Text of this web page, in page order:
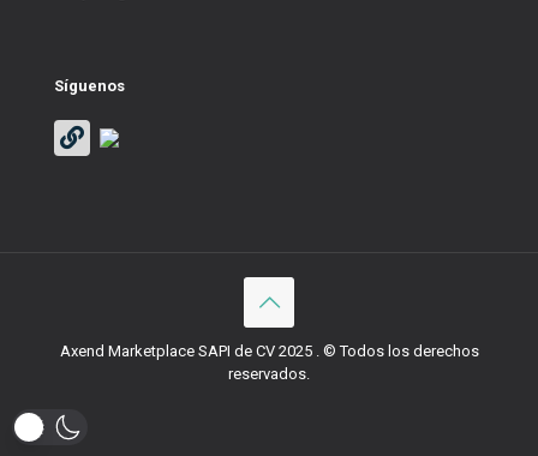
Síguenos
Axend Marketplace SAPI de CV 2025 . © Todos los derechos
reservados.